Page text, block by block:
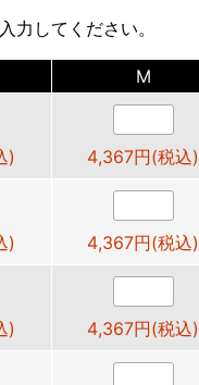
力してください。
M
)
4,367円(税込)
)
4,367円(税込)
)
4,367円(税込)